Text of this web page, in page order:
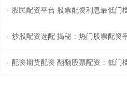
· 股民配资平台 股票配资利息最低门
· 炒股配资选配 揭秘：热门股票配资
· 配资期货配资 翻翻股票配资：低门